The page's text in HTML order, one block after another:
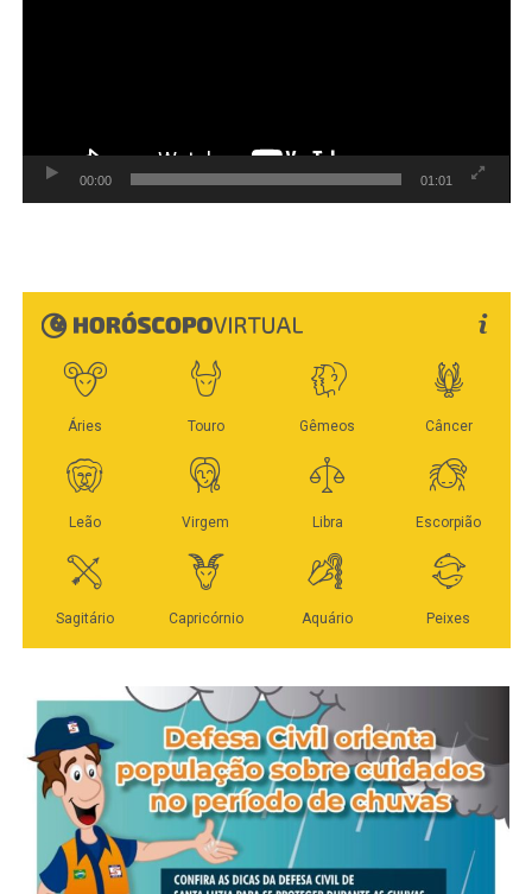
Cuiabá (MT)
pública
Fonte: Da Assessoria AFG & Taques
WhatsApp
Facebook
Twitter
Messenger
LinkedIn
Share
grupo.
O levantamento foi realizado entre os dias 23 e 27 de
na rodada atual. A oscilação está dentro da margem de
erro geral.
A pesquisa também registra redução no número de
entrevistados sem candidato definido para deputado
estadual. O índice era de 56% em maio, caiu para 52,1%
em junho e chegou a 45,2% em julho. Com mais pessoas
passando a citar nomes, Léo se mantém entre os mais
lembrados da disputa.
Lúdio Cabral aparece numericamente à frente, com 3,1%.
Dois a Um, 2,9%; Elizeu Nascimento, 2,6%; e Paulo
Araújo e Thiago Silva, 2,5%. Os sete nomes que
aparecem antes de Bortolin exercem mandato de
deputado estadual.
A modalidade espontânea mede a lembrança dos
candidatos. Nela, os entrevistados respondem livremente
em quem votariam, sem receber uma lista prévia. Por
isso, o resultado não representa uma projeção direta de
votos ou de cadeiras, mas mostra quais nomes já estão
00:00 01:01